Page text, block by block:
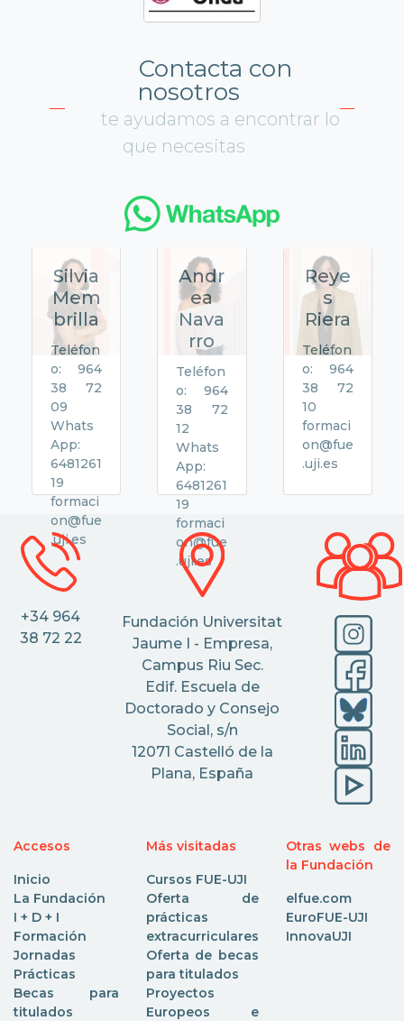
Contacta con
nosotros
te ayudamos a encontrar lo
que necesitas
Silvia
Mem
brilla
Teléfon
o: 964
38 72
09
Whats
App:
6481261
19
formaci
on@fue
.uji.es
Andr
ea
Nava
rro
Teléfon
o: 964
38 72
12
Whats
App:
6481261
19
formaci
on@fue
.uji.es
Reye
s
Riera
Teléfon
o: 964
38 72
10
formaci
on@fue
.uji.es
+34 964
38 72 22
Fundación Universitat
Jaume I - Empresa,
Campus Riu Sec.
Edif. Escuela de
Doctorado y Consejo
Social, s/n
12071 Castelló de la
Plana, España
Accesos
Inicio
La Fundación
I + D + I
Formación
Jornadas
Prácticas
Becas para
titulados
Más visitadas
Cursos FUE-UJI
Oferta de
prácticas
extracurriculares
Oferta de becas
para titulados
Proyectos
Europeos e
Otras webs de
la Fundación
elfue.com
EuroFUE-UJI
InnovaUJI